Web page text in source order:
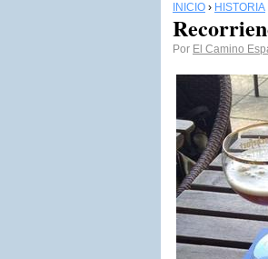
INICIO › HISTORIA
Por El Camino